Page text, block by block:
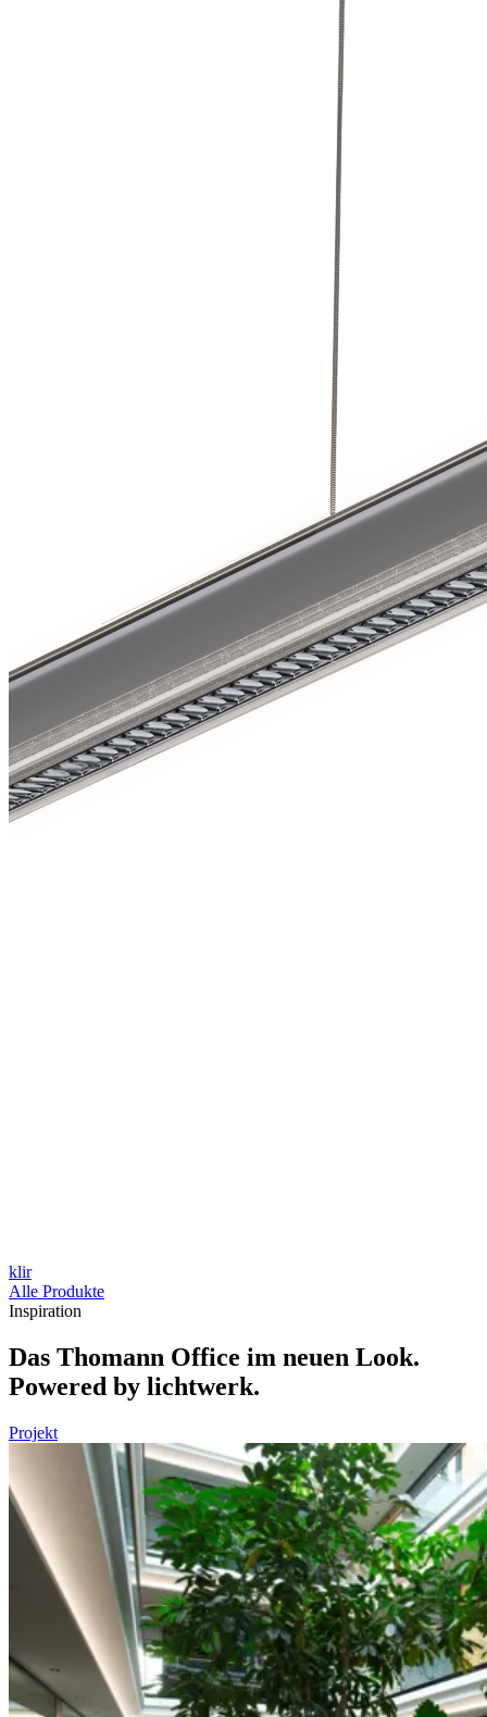
klir
Alle Produkte
Inspiration
Das Thomann Office im neuen Look.
Powered by lichtwerk.
Projekt